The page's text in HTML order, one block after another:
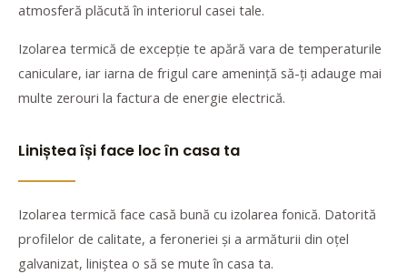
atmosferă plăcută în interiorul casei tale.
Izolarea termică de excepție te apără vara de temperaturile
caniculare, iar iarna de frigul care amenință să-ți adauge mai
multe zerouri la factura de energie electrică.
Liniștea își face loc în casa ta
Izolarea termică face casă bună cu izolarea fonică. Datorită
profilelor de calitate, a feroneriei și a armăturii din oțel
galvanizat, liniștea o să se mute în casa ta.